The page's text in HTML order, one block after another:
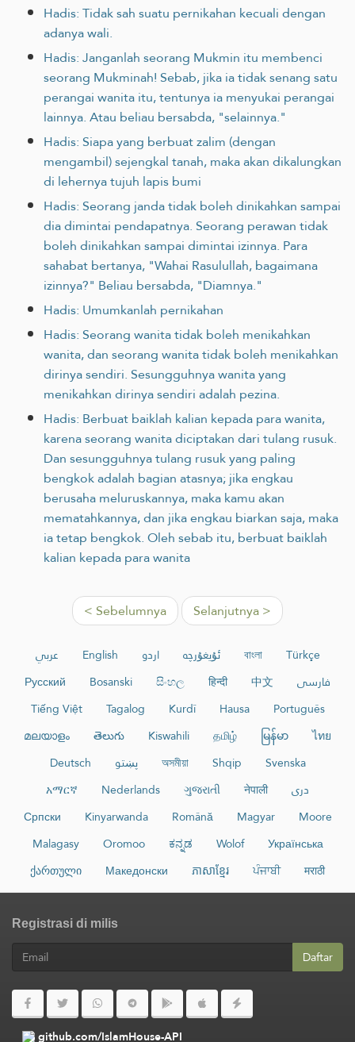
Hadis: Tidak sah suatu pernikahan kecuali dengan
adanya wali.
Hadis: Janganlah seorang Mukmin itu membenci
seorang Mukminah! Sebab, jika ia tidak senang satu
perangai wanita itu, tentunya ia menyukai perangai
lainnya. Atau beliau bersabda, "selainnya."
Hadis: Siapa yang berbuat zalim (dengan
mengambil) sejengkal tanah, maka akan dikalungkan
di lehernya tujuh lapis bumi
Hadis: Seorang janda tidak boleh dinikahkan sampai
dia dimintai pendapatnya. Seorang perawan tidak
boleh dinikahkan sampai dimintai izinnya. Para
sahabat bertanya, "Wahai Rasulullah, bagaimana
izinnya?" Beliau bersabda, "Diamnya."
Hadis: Umumkanlah pernikahan
Hadis: Seorang wanita tidak boleh menikahkan
wanita, dan seorang wanita tidak boleh menikahkan
dirinya sendiri. Sesungguhnya wanita yang
menikahkan dirinya sendiri adalah pezina.
Hadis: Berbuat baiklah kalian kepada para wanita,
karena seorang wanita diciptakan dari tulang rusuk.
Dan sesungguhnya tulang rusuk yang paling
bengkok adalah bagian atasnya; jika engkau
berusaha meluruskannya, maka kamu akan
mematahkannya, dan jika engkau biarkan saja, maka
ia tetap bengkok. Oleh sebab itu, berbuat baiklah
kalian kepada para wanita
< Sebelumnya Selanjutnya >
عربي English اردو ئۇيغۇرچە বাংলা
Türkçe
Русский
Bosanski සිංහල हिन्दी 中文
فارسی
Tiếng Việt
Tagalog Kurdî Hausa
Português
മലയാളം
తెలుగు Kiswahili தமிழ் မြန်မာ
ไทย
Deutsch
پښتو অসমীয়া Shqip
Svenska
አማርኛ
Nederlands ગુજરાતી नेपाली
دری
Српски
Kinyarwanda Română Magyar
Moore
Malagasy
Oromoo ಕನ್ನಡ Wolof
Українська
ქართული
Македонски ភាសាខ្មែរ ਪੰਜਾਬੀ मराठी
Registrasi di milis
Daftar
github.com/IslamHouse-API